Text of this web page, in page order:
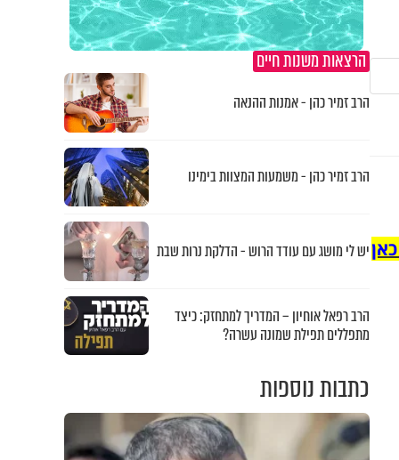
הרצאות משנות חיים
הרב זמיר כהן - אמנות ההנאה
הרב זמיר כהן - משמעות המצוות בימינו
יש לי מושג עם עודד הרוש - הדלקת נרות שבת
הרב רפאל אוחיון – המדריך למתחזק: כיצד
מתפללים תפילת שמונה עשרה?
כתבות נוספות